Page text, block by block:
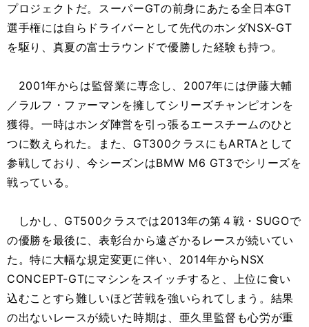
プロジェクトだ。スーパーGTの前身にあたる全日本GT
選手権には自らドライバーとして先代のホンダNSX-GT
を駆り、真夏の富士ラウンドで優勝した経験も持つ。
2001年からは監督業に専念し、2007年には伊藤大輔
／ラルフ・ファーマンを擁してシリーズチャンピオンを
獲得。一時はホンダ陣営を引っ張るエースチームのひと
つに数えられた。また、GT300クラスにもARTAとして
参戦しており、今シーズンはBMW M6 GT3でシリーズを
戦っている。
しかし、GT500クラスでは2013年の第４戦・SUGOで
の優勝を最後に、表彰台から遠ざかるレースが続いてい
た。特に大幅な規定変更に伴い、2014年からNSX
CONCEPT-GTにマシンをスイッチすると、上位に食い
込むことすら難しいほど苦戦を強いられてしまう。結果
の出ないレースが続いた時期は、亜久里監督も心労が重